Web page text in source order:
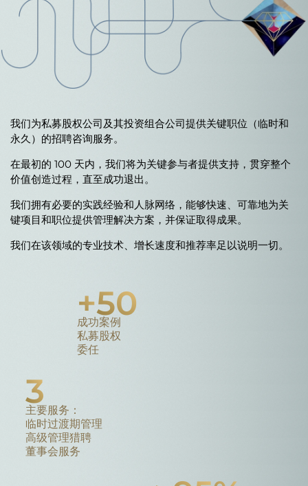
我们为私募股权公司及其投资组合公司提供关键职位（临时和
永久）的招聘咨询服务。
在最初的 100 天内，我们将为关键参与者提供支持，贯穿整个
价值创造过程，直至成功退出。
我们拥有必要的实践经验和人脉网络，能够快速、可靠地为关
键项目和职位提供管理解决方案，并保证取得成果。
我们在该领域的专业技术、增长速度和推荐率足以说明一切。
+50
成功案例
私募股权
委任
3
主要服务：
临时过渡期管理
高级管理猎聘
董事会服务